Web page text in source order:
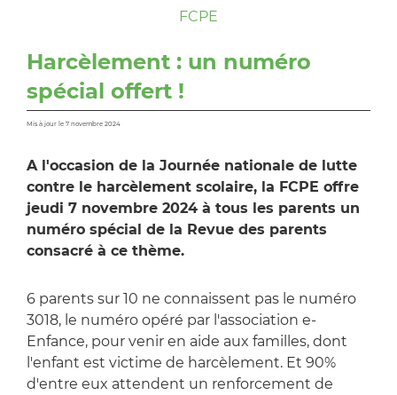
FCPE
Harcèlement : un numéro
spécial offert !
Mis à jour le 7 novembre 2024
A l'occasion de la Journée nationale de lutte
contre le harcèlement scolaire, la FCPE offre
jeudi 7 novembre 2024 à tous les parents un
numéro spécial de la Revue des parents
consacré à ce thème.
6 parents sur 10 ne connaissent pas le numéro
3018, le numéro opéré par l'association e-
Enfance, pour venir en aide aux familles, dont
l'enfant est victime de harcèlement. Et 90%
d'entre eux attendent un renforcement de